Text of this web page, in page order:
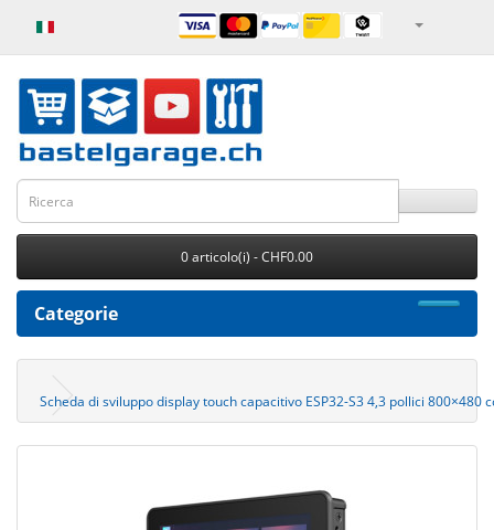
0 articolo(i) - CHF0.00
Categorie
Scheda di sviluppo display touch capacitivo ESP32-S3 4,3 pollici 800×480